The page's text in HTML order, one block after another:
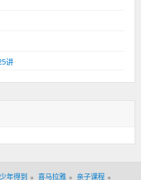
讲
少年得到 喜马拉雅 亲子课程